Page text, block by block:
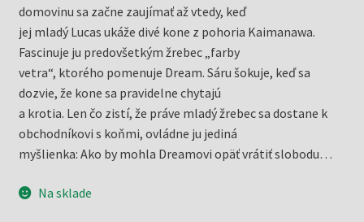
domovinu sa začne zaujímať až vtedy, keď
jej mladý Lucas ukáže divé kone z pohoria Kaimanawa.
Fascinuje ju predovšetkým žrebec „farby
vetra“, ktorého pomenuje Dream. Sáru šokuje, keď sa
dozvie, že kone sa pravidelne chytajú
a krotia. Len čo zistí, že práve mladý žrebec sa dostane k
obchodníkovi s koňmi, ovládne ju jediná
myšlienka: Ako by mohla Dreamovi opäť vrátiť slobodu…
Na sklade